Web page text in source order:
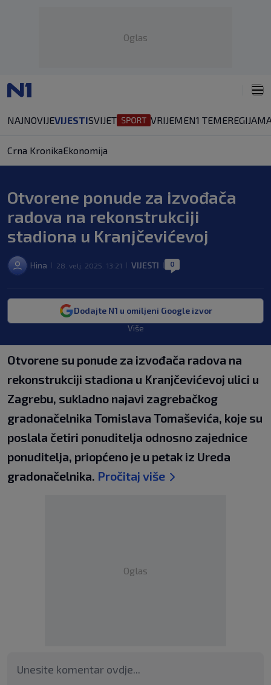
Oglas
NAJNOVIJEVIJESTISVIJET VRIJEMEN1 TEMEREGIJA
Crna KronikaEkonomija
Otvorene ponude za izvođača
radova na rekonstrukciji
stadiona u Kranjčevićevoj
Hina 28. velj. 2025. 13:21 VIJESTI 0
Dodajte N1 u omiljeni Google izvor
Više
Otvorene su ponude za izvođača radova na
rekonstrukciji stadiona u Kranjčevićevoj ulici u
Zagrebu, sukladno najavi zagrebačkog
gradonačelnika Tomislava Tomaševića, koje su
poslala četiri ponuditelja odnosno zajednice
ponuditelja, priopćeno je u petak iz Ureda
gradonačelnika. Pročitaj više
Oglas